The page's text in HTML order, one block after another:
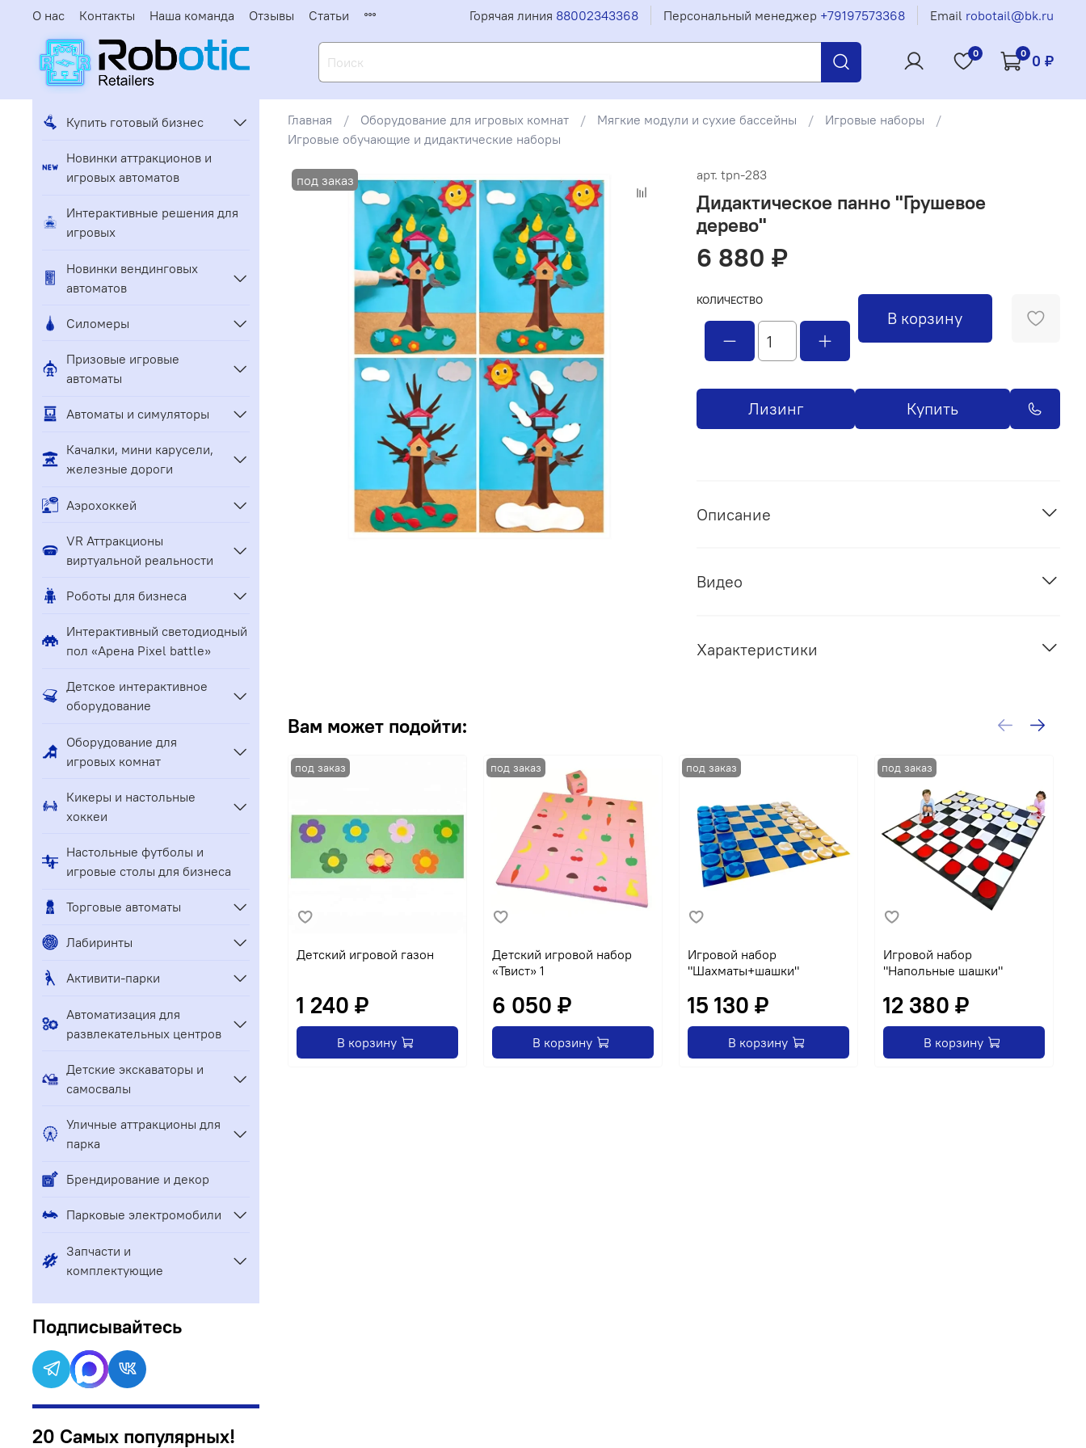
О нас Контакты Наша команда Отзывы Статьи Горячая линия 88002343368 Персональный менеджер +79197573368 Email robotail@bk.ru
0 0 0 ₽
Главная Оборудование для игровых комнат Мягкие модули и сухие бассейны
Игровые наборы
Игровые обучающие и дидактические наборы
арт. tpn-283
Дидактическое панно "Грушевое
дерево"
6 880 ₽
КОЛИЧЕСТВО
В корзину
Лизинг Купить
Описание
Видео
Характеристики
Вам может подойти:
Детский игровой газон
1 240 ₽
В корзину
Детский игровой набор
«Твист» 1
6 050 ₽
В корзину
Игровой набор
"Шахматы+шашки"
15 130 ₽
В корзину
Игровой набор
"Напольные шашки"
12 380 ₽
В корзину
Купить готовый бизнес
Новинки аттракционов и
игровых автоматов
Интерактивные решения для
игровых
Новинки вендинговых
автоматов
Силомеры
Призовые игровые
автоматы
Автоматы и симуляторы
Качалки, мини карусели,
железные дороги
Аэрохоккей
VR Аттракционы
виртуальной реальности
Роботы для бизнеса
Интерактивный светодиодный
пол «Арена Pixel battle»
Детское интерактивное
оборудование
Оборудование для
игровых комнат
Кикеры и настольные
хоккеи
Настольные футболы и
игровые столы для бизнеса
Торговые автоматы
Лабиринты
Активити-парки
Автоматизация для
развлекательных центров
Детские экскаваторы и
самосвалы
Уличные аттракционы для
парка
Брендирование и декор
Парковые электромобили
Запчасти и
комплектующие
Подписывайтесь
20 Самых популярных!